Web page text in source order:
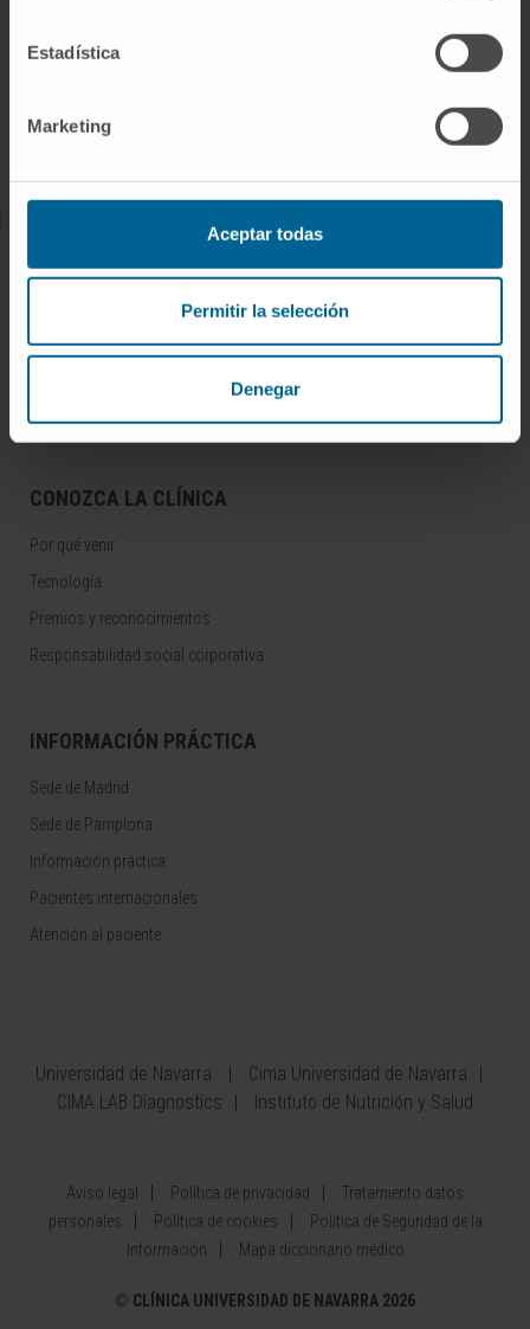
Estadística
Marketing
Aceptar todas
Permitir la selección
Denegar
Cancer Center
Servicios médicos
Docencia y formación
CONOZCA LA CLÍNICA
Por qué venir
Tecnología
Premios y reconocimientos
Responsabilidad social corporativa
INFORMACIÓN PRÁCTICA
Sede de Madrid
Sede de Pamplona
Información práctica
Pacientes internacionales
Atención al paciente
Universidad de Navarra
Cima Universidad de Navarra
CIMA LAB Diagnostics
Instituto de Nutrición y Salud
Aviso legal Política de privacidad
Tratamiento datos
personales
Política de cookies
Política de Seguridad de la
Información
Mapa diccionario médico
© CLÍNICA UNIVERSIDAD DE NAVARRA 2026